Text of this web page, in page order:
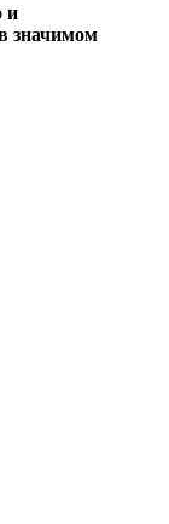
и
значимом